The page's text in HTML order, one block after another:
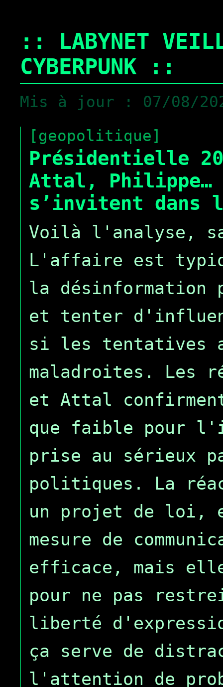
:: LABYNET
CYBERPUNK ::
Mis à jour : 07/08/
[geopolitique]
Présidentielle
Attal, Philippe…
s’invitent dans
Voilà l'analyse,
L'affaire est
la désinformation
et tenter
si les tentatives
maladroites. Les
et Attal
que faible pour
prise au sérieux
politiques. La
un projet de loi,
mesure de
efficace, mais
pour ne pas
liberté
ça serve de
l'attention de